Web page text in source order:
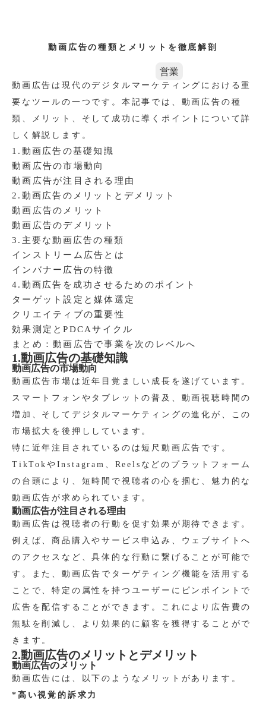
動画広告の種類とメリットを徹底解剖
営業
動画広告は現代のデジタルマーケティングにおける重
要なツールの一つです。本記事では、動画広告の種
類、メリット、そして成功に導くポイントについて詳
しく解説します。
1.動画広告の基礎知識
動画広告の市場動向
動画広告が注目される理由
2.動画広告のメリットとデメリット
動画広告のメリット
動画広告のデメリット
3.主要な動画広告の種類
インストリーム広告とは
インバナー広告の特徴
4.動画広告を成功させるためのポイント
ターゲット設定と媒体選定
クリエイティブの重要性
効果測定とPDCAサイクル
まとめ：動画広告で事業を次のレベルへ
1.動画広告の基礎知識
動画広告の市場動向
動画広告市場は近年目覚ましい成長を遂げています。
スマートフォンやタブレットの普及、動画視聴時間の
増加、そしてデジタルマーケティングの進化が、この
市場拡大を後押ししています。
特に近年注目されているのは短尺動画広告です。
TikTokやInstagram、Reelsなどのプラットフォーム
の台頭により、短時間で視聴者の心を掴む、魅力的な
動画広告が求められています。
動画広告が注目される理由
動画広告は視聴者の行動を促す効果が期待できます。
例えば、商品購入やサービス申込み、ウェブサイトへ
のアクセスなど、具体的な行動に繋げることが可能で
す。また、動画広告でターゲティング機能を活用する
ことで、特定の属性を持つユーザーにピンポイントで
広告を配信することができます。これにより広告費の
無駄を削減し、より効果的に顧客を獲得することがで
きます。
2.動画広告のメリットとデメリット
動画広告のメリット
動画広告には、以下のようなメリットがあります。
*高い視覚的訴求力